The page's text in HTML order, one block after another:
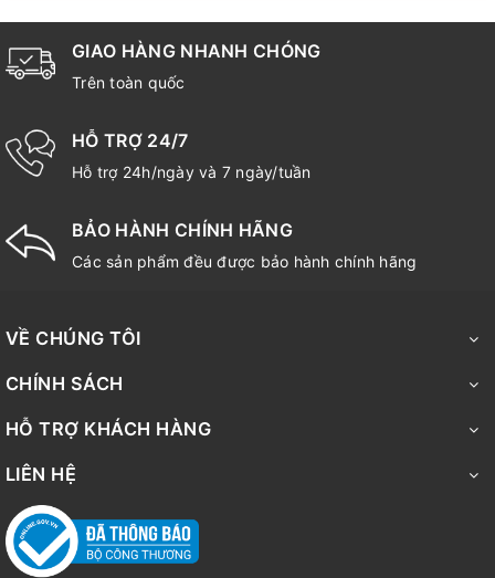
GIAO HÀNG NHANH CHÓNG
Trên toàn quốc
HỖ TRỢ 24/7
Hỗ trợ 24h/ngày và 7 ngày/tuần
BẢO HÀNH CHÍNH HÃNG
Các sản phẩm đều được bảo hành chính hãng
VỀ CHÚNG TÔI
CHÍNH SÁCH
HỖ TRỢ KHÁCH HÀNG
LIÊN HỆ